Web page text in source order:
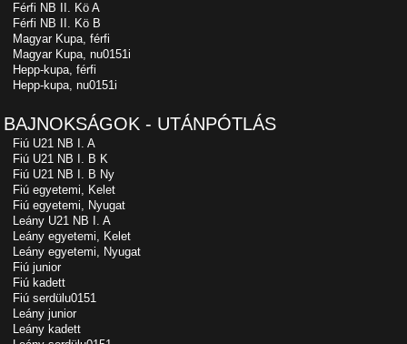
Férfi NB II. Kö A
Férfi NB II. Kö B
Magyar Kupa, férfi
Magyar Kupa, nu0151i
Hepp-kupa, férfi
Hepp-kupa, nu0151i
BAJNOKSÁGOK - UTÁNPÓTLÁS
Fiú U21 NB I. A
Fiú U21 NB I. B K
Fiú U21 NB I. B Ny
Fiú egyetemi, Kelet
Fiú egyetemi, Nyugat
Leány U21 NB I. A
Leány egyetemi, Kelet
Leány egyetemi, Nyugat
Fiú junior
Fiú kadett
Fiú serdülu0151
Leány junior
Leány kadett